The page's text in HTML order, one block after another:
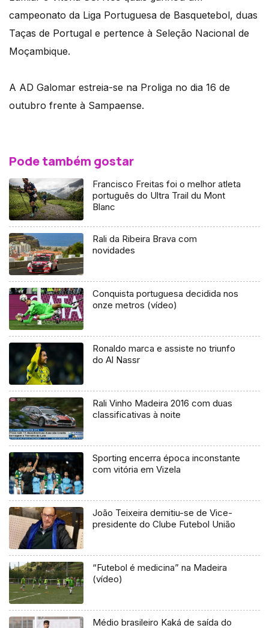
campeonato da Liga Portuguesa de Basquetebol, duas
Taças de Portugal e pertence à Seleção Nacional de
Moçambique.
A AD Galomar estreia-se na Proliga no dia 16 de
outubro frente à Sampaense.
Pode também gostar
Francisco Freitas foi o melhor atleta
português do Ultra Trail du Mont
Blanc
Rali da Ribeira Brava com
novidades
Conquista portuguesa decidida nos
onze metros (vídeo)
Ronaldo marca e assiste no triunfo
do Al Nassr
Rali Vinho Madeira 2016 com duas
classificativas à noite
Sporting encerra época inconstante
com vitória em Vizela
João Teixeira demitiu-se de Vice-
presidente do Clube Futebol União
“Futebol é medicina” na Madeira
(vídeo)
Médio brasileiro Kaká de saída do